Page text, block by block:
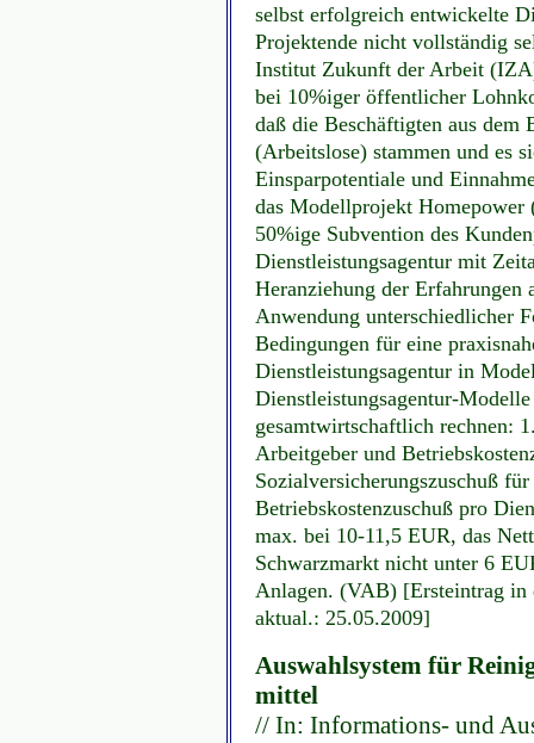
selbst erfolgreich entwickelte
Projektende nicht vollständig
Institut Zukunft der Arbeit
bei 10%iger öffentlicher
daß die Beschäftigten aus dem
(Arbeitslose) stammen und es
Einsparpotentiale und
das Modellprojekt Homepower
50%ige Subvention des
Dienstleistungsagentur mit
Heranziehung der Erfahrungen
Anwendung unterschiedlicher
Bedingungen für eine
Dienstleistungsagentur in
Dienstleistungsagentur-
gesamtwirtschaftlich rechnen:
Arbeitgeber und
Sozialversicherungszuschuß
Betriebskostenzuschuß pro
max. bei 10-11,5 EUR, das
Schwarzmarkt nicht unter 6
Anlagen. (VAB) [Ersteintrag
aktual.: 25.05.2009]
Auswahlsystem für
mittel
// In: Informations- und